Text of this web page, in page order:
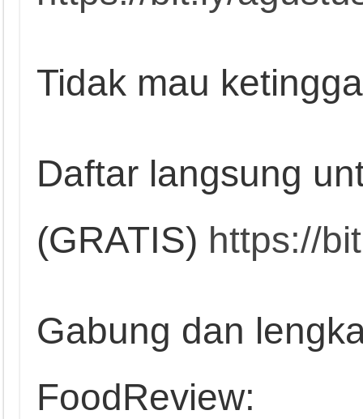
Tidak mau
Daftar langsung
(GRATIS) https://
Gabung dan
FoodReview: